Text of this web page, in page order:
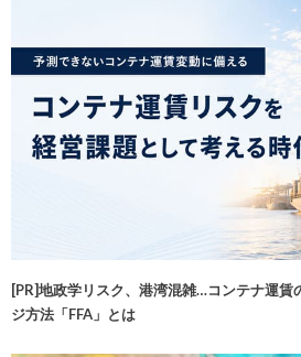
[PR]地政学リスク、港湾混雑…コンテナ運賃
ジ方法「FFA」とは